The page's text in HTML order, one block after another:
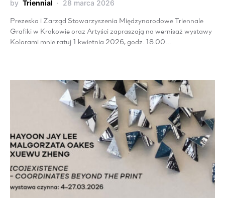
by Triennial 28 marca 2026
Prezeska i Zarząd Stowarzyszenia Międzynarodowe Triennale
Grafiki w Krakowie oraz Artyści zapraszają na wernisaż wystawy
Kolorami mnie ratuj 1 kwietnia 2026, godz. 18.00…